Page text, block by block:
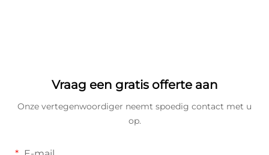
Vraag een gratis offerte aan
Onze vertegenwoordiger neemt spoedig contact met u
op.